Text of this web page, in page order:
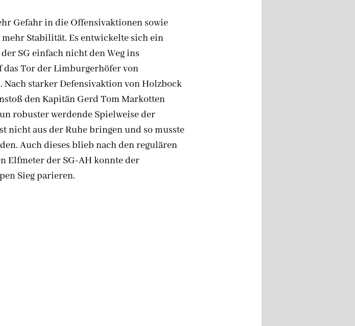
Gefahr in die Offensivaktionen sowie
Stabilität. Es entwickelte sich ein
SG einfach nicht den Weg ins
Tor der Limburgerhöfer von
starker Defensivaktion von Holzbock
den Kapitän Gerd Tom Markotten
robuster werdende Spielweise der
nicht aus der Ruhe bringen und so musste
Auch dieses blieb nach den regulären
Elfmeter der SG-AH konnte der
Sieg parieren.